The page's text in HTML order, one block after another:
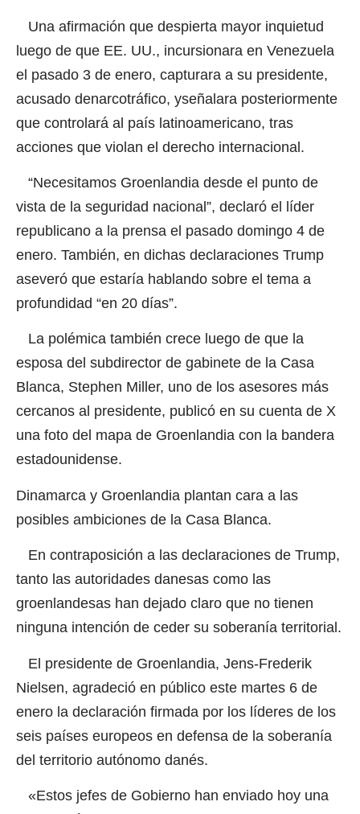
Una afirmación que despierta mayor inquietud
luego de que EE. UU., incursionara en Venezuela
el pasado 3 de enero, capturara a su presidente,
acusado denarcotráfico, yseñalara posteriormente
que controlará al país latinoamericano, tras
acciones que violan el derecho internacional.
“Necesitamos Groenlandia desde el punto de
vista de la seguridad nacional”, declaró el líder
republicano a la prensa el pasado domingo 4 de
enero. También, en dichas declaraciones Trump
aseveró que estaría hablando sobre el tema a
profundidad “en 20 días”.
La polémica también crece luego de que la
esposa del subdirector de gabinete de la Casa
Blanca, Stephen Miller, uno de los asesores más
cercanos al presidente, publicó en su cuenta de X
una foto del mapa de Groenlandia con la bandera
estadounidense.
Dinamarca y Groenlandia plantan cara a las
posibles ambiciones de la Casa Blanca.
En contraposición a las declaraciones de Trump,
tanto las autoridades danesas como las
groenlandesas han dejado claro que no tienen
ninguna intención de ceder su soberanía territorial.
El presidente de Groenlandia, Jens-Frederik
Nielsen, agradeció en público este martes 6 de
enero la declaración firmada por los líderes de los
seis países europeos en defensa de la soberanía
del territorio autónomo danés.
«Estos jefes de Gobierno han enviado hoy una